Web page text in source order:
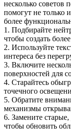
несколько советов
помогут не только
более
1. Подбирайте
чтобы создать
2. Используйте
интереса без
3. Включите
поверхностей для
4. Старайтесь
точечного
5. Обратите
механизмы
6. Замените
чтобы обновить